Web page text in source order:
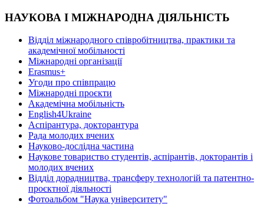
НАУКОВА І МІЖНАРОДНА ДІЯЛЬНІСТЬ
Відділ міжнародного співробітництва, практики та
академічної мобільності
Міжнародні організації
Erasmus+
Угоди про співпрацю
Міжнародні проєкти
Академічна мобільність
English4Ukraine
Аспірантура, докторантура
Рада молодих вчених
Науково-дослідна частина
Наукове товариство студентів, аспірантів, докторантів і
молодих вчених
Відділ дорадництва, трансферу технологій та патентно-
проєктної діяльності
Фотоальбом "Наука університету"